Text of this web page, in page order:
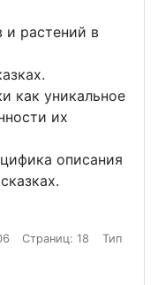
и растений в
как уникальное
их
описания
Страниц: 18
Тип